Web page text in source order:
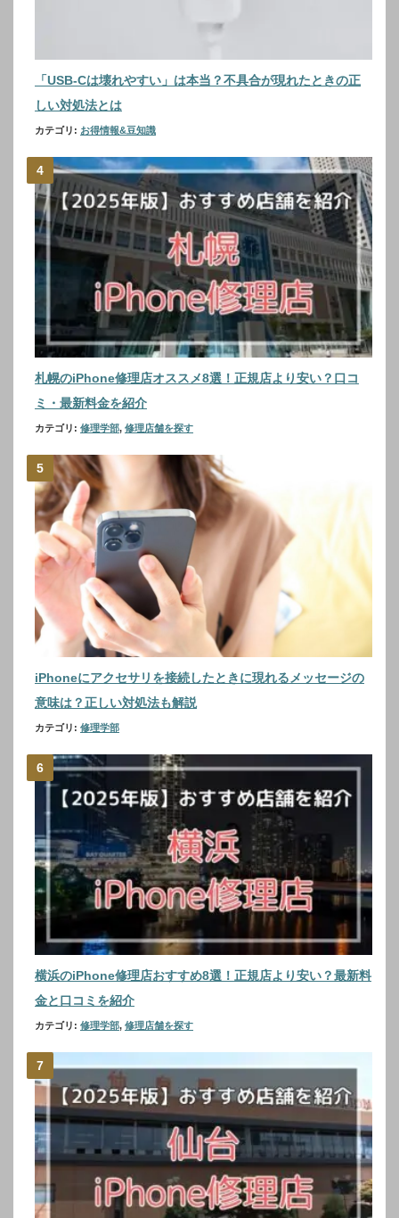
「USB-Cは壊れやすい」は本当？不具合が現れたときの正
しい対処法とは
カテゴリ: お得情報&豆知識
札幌のiPhone修理店オススメ8選！正規店より安い？口コ
ミ・最新料金を紹介
カテゴリ: 修理学部, 修理店舗を探す
iPhoneにアクセサリを接続したときに現れるメッセージの
意味は？正しい対処法も解説
カテゴリ: 修理学部
横浜のiPhone修理店おすすめ8選！正規店より安い？最新料
金と口コミを紹介
カテゴリ: 修理学部, 修理店舗を探す